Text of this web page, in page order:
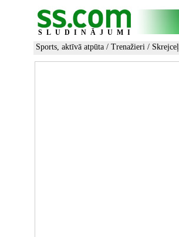
SLUDINĀJUMI
Sports, aktīvā atpūta / Trenažieri /